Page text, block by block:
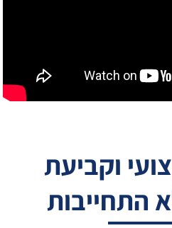
וקביעת
התחייבות